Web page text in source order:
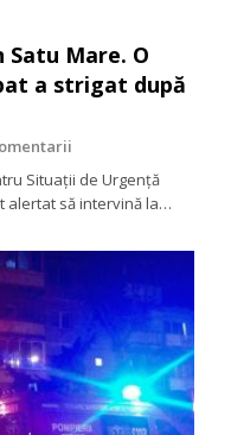
Mare. O
a strigat după
Situații de Urgență
alertat să intervină la…